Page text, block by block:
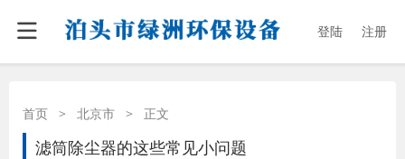
登陆 注册
首页 > 北京市 > 正文
滤筒除尘器的这些常见小问题